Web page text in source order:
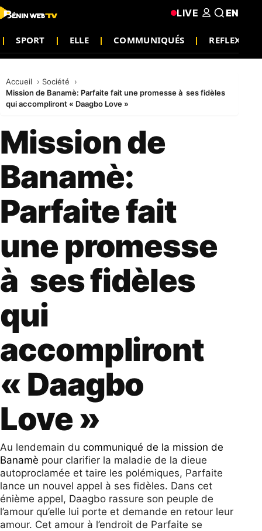
SPORT ELLE COMMUNIQUÉS REFLEXION
LIVE EN
Accueil
Société
Mission de Banamè: Parfaite fait une promesse à ses fidèles
qui accompliront « Daagbo Love »
Mission de
Banamè:
Parfaite fait
une promesse
à ses fidèles
qui
accompliront
« Daagbo
Love »
Au lendemain du communiqué de la mission de
Banamè pour clarifier la maladie de la dieue
autoproclamée et taire les polémiques, Parfaite
lance un nouvel appel à ses fidèles. Dans cet
énième appel, Daagbo rassure son peuple de
l’amour qu’elle lui porte et demande en retour leur
amour. Cet amour à l’endroit de Parfaite se